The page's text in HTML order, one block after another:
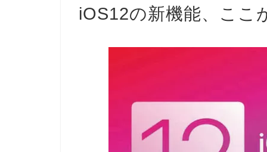
iOS12の新機能、ここ